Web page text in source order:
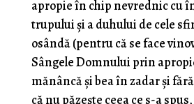
apropie în chip nevrednic cu
trupului şi a duhului de cele
osândă (pentru că se face
Sângele Domnului prin
mănâncă şi bea în zadar şi
că nu păzeşte ceea ce s-a